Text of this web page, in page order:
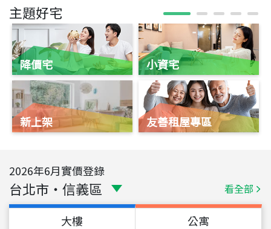
主題好宅
降價宅
新上架
小資宅
友善租屋專區
2026年6月實價登錄
台北市 ・ 信義區 看全部
大樓 公寓